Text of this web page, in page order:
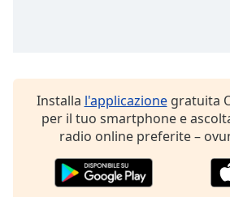
dialog
window.
Escape
Installa l'applicazionegratuita
per il tuo smartphone e
radio online preferite –